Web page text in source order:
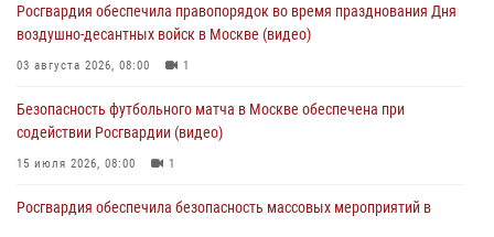
04 августа 2026, 18:16 5
Росгвардия обеспечила правопорядок во время празднования Дня
воздушно-десантных войск в Москве (видео)
03 августа 2026, 08:00 1
Безопасность футбольного матча в Москве обеспечена при
содействии Росгвардии (видео)
15 июля 2026, 08:00 1
Росгвардия обеспечила безопасность массовых мероприятий в